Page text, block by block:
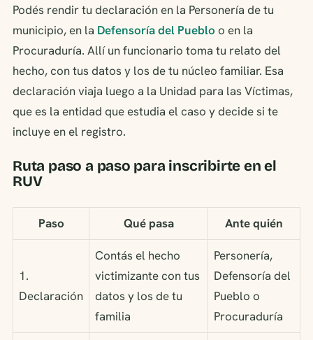
Podés rendir tu declaración en la Personería de tu
municipio, en la Defensoría del Pueblo o en la
Procuraduría. Allí un funcionario toma tu relato del
hecho, con tus datos y los de tu núcleo familiar. Esa
declaración viaja luego a la Unidad para las Víctimas,
que es la entidad que estudia el caso y decide si te
incluye en el registro.
Ruta paso a paso para inscribirte en el
RUV
Paso Qué pasa Ante quién
1.
Declaración
Contás el hecho
victimizante con tus
datos y los de tu
familia
Personería,
Defensoría del
Pueblo o
Procuraduría